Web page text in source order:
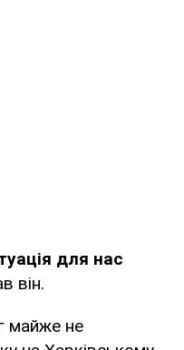
для нас
він.
майже не